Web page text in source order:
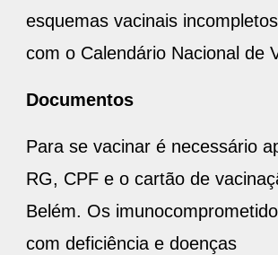
esquemas vacinais
com o Calendário Nacional de
Documentos
Para se vacinar é necessário
RG, CPF e o cartão de
Belém. Os
com deficiência e doenças